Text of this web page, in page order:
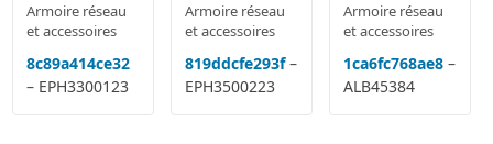
Armoire réseau
et accessoires
8c89a414ce32
– EPH3300123
Armoire réseau
et accessoires
819ddcfe293f –
EPH3500223
Armoire réseau
et accessoires
1ca6fc768ae8 –
ALB45384